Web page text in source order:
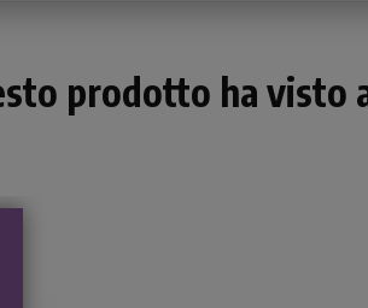
prodotto ha visto